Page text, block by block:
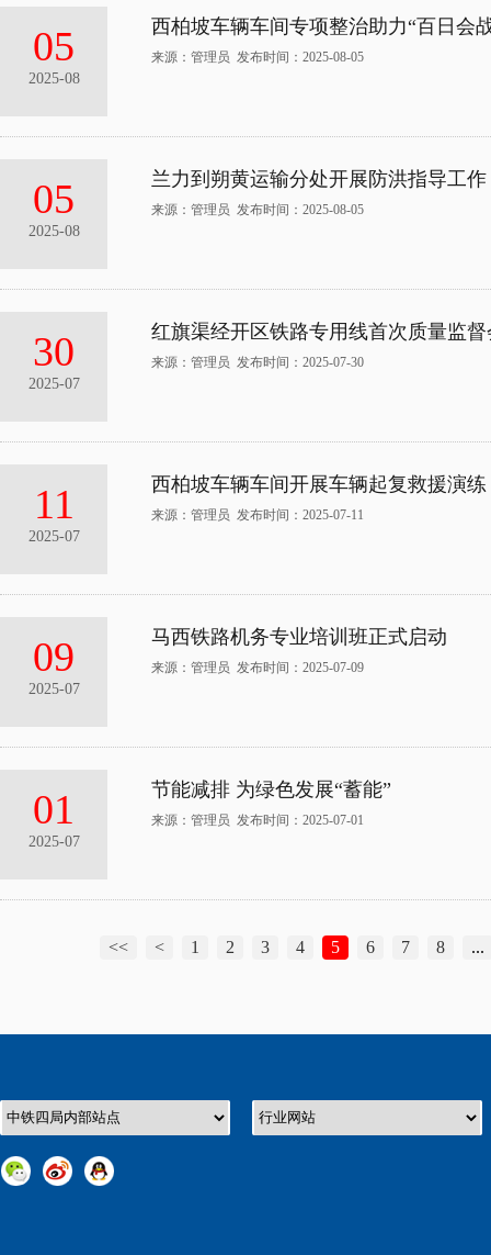
05
2025-08
西柏坡车辆车间专项整治助力“百日会
来源：管理员 发布时间：2025-08-05
05
2025-08
兰力到朔黄运输分处开展防洪指导工作
来源：管理员 发布时间：2025-08-05
30
2025-07
红旗渠经开区铁路专用线首次质量监
来源：管理员 发布时间：2025-07-30
11
2025-07
西柏坡车辆车间开展车辆起复救援演练
来源：管理员 发布时间：2025-07-11
09
2025-07
马西铁路机务专业培训班正式启动
来源：管理员 发布时间：2025-07-09
01
2025-07
节能减排 为绿色发展“蓄能”
来源：管理员 发布时间：2025-07-01
<< < 1 2 3 4 5 6 7 8 ...